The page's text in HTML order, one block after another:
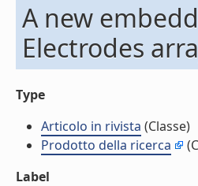
A new
Electrodes
Type
Articolo in rivista (Classe)
Prodotto della ricerca
Label